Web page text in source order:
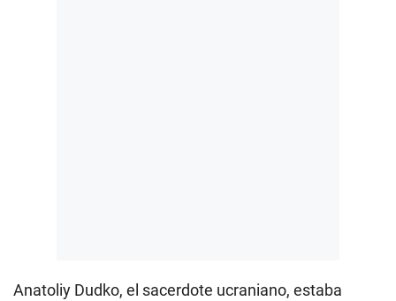
Anatoliy Dudko, el sacerdote ucraniano, estaba